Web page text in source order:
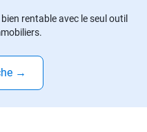
rentable avec le seul outil
→